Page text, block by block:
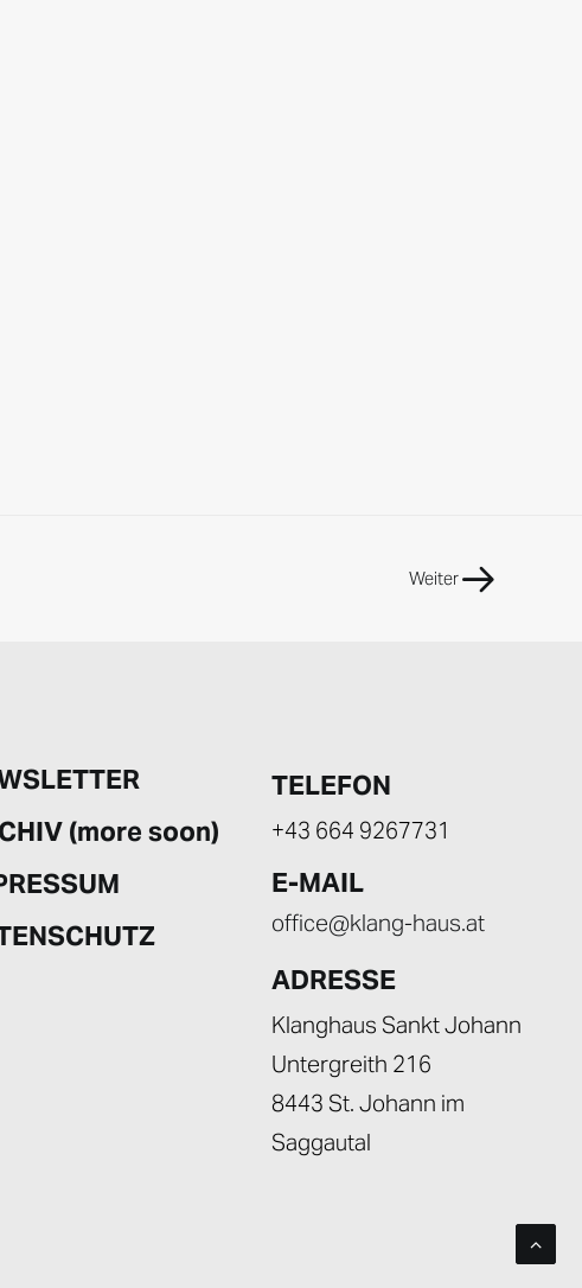
Weiter
(more soon)
TELEFON
+43 664 9267731
E-MAIL
office@klang-haus.at
ADRESSE
Klanghaus Sankt Johann
Untergreith 216
8443 St. Johann im
Saggautal